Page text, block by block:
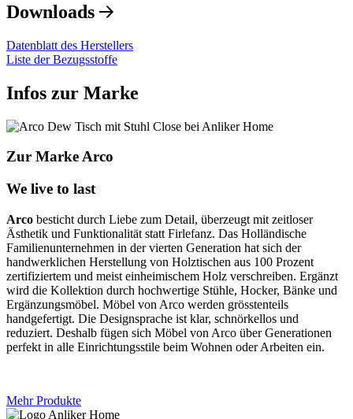
Downloads
Datenblatt des Herstellers
Liste der Bezugsstoffe
Infos zur Marke
Zur Marke Arco
We live to last
Arco besticht durch Liebe zum Detail, überzeugt mit zeitloser
Ästhetik und Funktionalität statt Firlefanz. Das Holländische
Familienunternehmen in der vierten Generation hat sich der
handwerklichen Herstellung von Holztischen aus 100 Prozent
zertifiziertem und meist einheimischem Holz verschreiben. Ergänzt
wird die Kollektion durch hochwertige Stühle, Hocker, Bänke und
Ergänzungsmöbel. Möbel von Arco werden grösstenteils
handgefertigt. Die Designsprache ist klar, schnörkellos und
reduziert. Deshalb fügen sich Möbel von Arco über Generationen
perfekt in alle Einrichtungsstile beim Wohnen oder Arbeiten ein.
Mehr Produkte